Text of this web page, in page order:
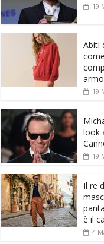
19
Abiti
19
look
19
Il re
è il
4